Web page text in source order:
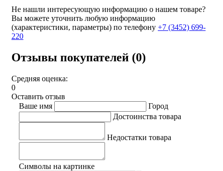
Не нашли интересующую информацию о нашем товаре?
Вы можете уточнить любую информацию
(характеристики, параметры) по телефону +7 (3452) 699-
220
Отзывы покупателей (0)
Средняя оценка:
0
Оставить отзыв
Ваше имя
Город
Достоинства товара
Недостатки товара
Символы на картинке